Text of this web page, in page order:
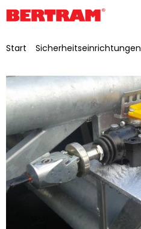
Start Sicherheitseinrichtungen